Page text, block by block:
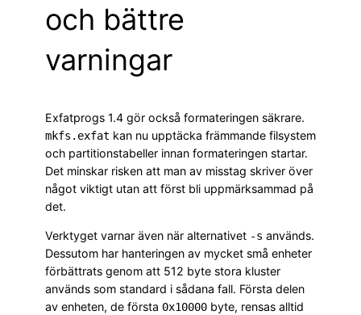
och bättre
varningar
Exfatprogs 1.4 gör också formateringen säkrare.
mkfs.exfat kan nu upptäcka främmande filsystem
och partitionstabeller innan formateringen startar.
Det minskar risken att man av misstag skriver över
något viktigt utan att först bli uppmärksammad på
det.
Verktyget varnar även när alternativet -s används.
Dessutom har hanteringen av mycket små enheter
förbättrats genom att 512 byte stora kluster
används som standard i sådana fall. Första delen
av enheten, de första 0x10000 byte, rensas alltid